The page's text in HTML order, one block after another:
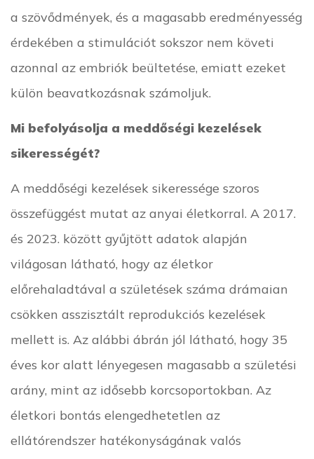
a szövődmények, és a magasabb eredményesség
érdekében a stimulációt sokszor nem követi
azonnal az embriók beültetése, emiatt ezeket
külön beavatkozásnak számoljuk.
Mi befolyásolja a meddőségi kezelések
sikerességét?
A meddőségi kezelések sikeressége szoros
összefüggést mutat az anyai életkorral. A 2017.
és 2023. között gyűjtött adatok alapján
világosan látható, hogy az életkor
előrehaladtával a születések száma drámaian
csökken asszisztált reprodukciós kezelések
mellett is. Az alábbi ábrán jól látható, hogy 35
éves kor alatt lényegesen magasabb a születési
arány, mint az idősebb korcsoportokban. Az
életkori bontás elengedhetetlen az
ellátórendszer hatékonyságának valós